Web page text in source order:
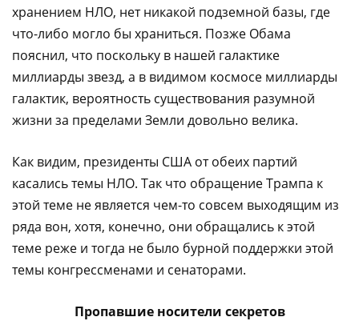
хранением НЛО, нет никакой подземной базы, где
что-либо могло бы храниться. Позже Обама
пояснил, что поскольку в нашей галактике
миллиарды звезд, а в видимом космосе миллиарды
галактик, вероятность существования разумной
жизни за пределами Земли довольно велика.
Как видим, президенты США от обеих партий
касались темы НЛО. Так что обращение Трампа к
этой теме не является чем-то совсем выходящим из
ряда вон, хотя, конечно, они обращались к этой
теме реже и тогда не было бурной поддержки этой
темы конгрессменами и сенаторами.
Пропавшие носители секретов